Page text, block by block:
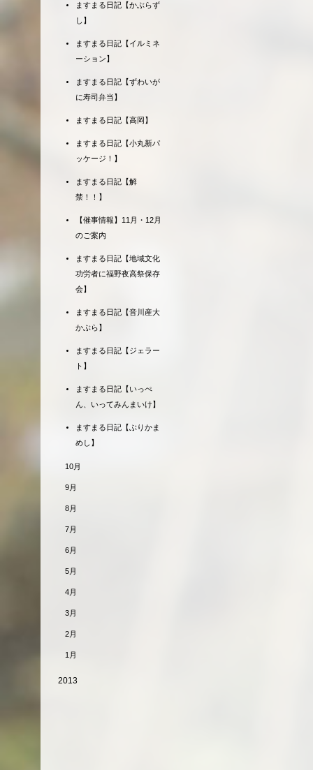
ますまる日記【かぶらず
し】
ますまる日記【イルミネ
ーション】
ますまる日記【ずわいが
に寿司弁当】
ますまる日記【高岡】
ますまる日記【小丸新パ
ッケージ！】
ますまる日記【解
禁！！】
【催事情報】11月・12月
のご案内
ますまる日記【地域文化
功労者に福野夜高祭保存
会】
ますまる日記【音川産大
かぶら】
ますまる日記【ジェラー
ト】
ますまる日記【いっぺ
ん、いってみんまいけ】
ますまる日記【ぶりかま
めし】
10月
9月
8月
7月
6月
5月
4月
3月
2月
1月
2013